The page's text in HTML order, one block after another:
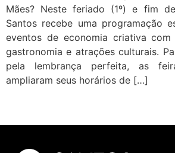
Mães? Neste feriado (1º) e fim
Santos recebe uma programação
eventos de economia criativa com
gastronomia e atrações culturais.
pela lembrança perfeita, as
ampliaram seus horários de […]